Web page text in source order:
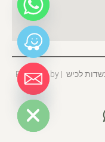
HIDE CHATY